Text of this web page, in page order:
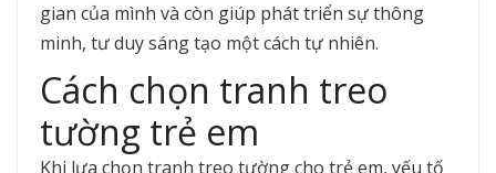
gian của mình và còn giúp phát triển sự thông
minh, tư duy sáng tạo một cách tự nhiên.
Cách chọn tranh treo
tường trẻ em
Khi lựa chọn tranh treo tường cho trẻ em, yếu tố